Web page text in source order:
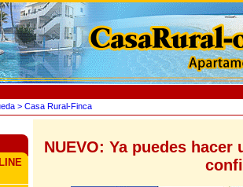
> Casa Rural-Finca
NUEVO: Ya puedes